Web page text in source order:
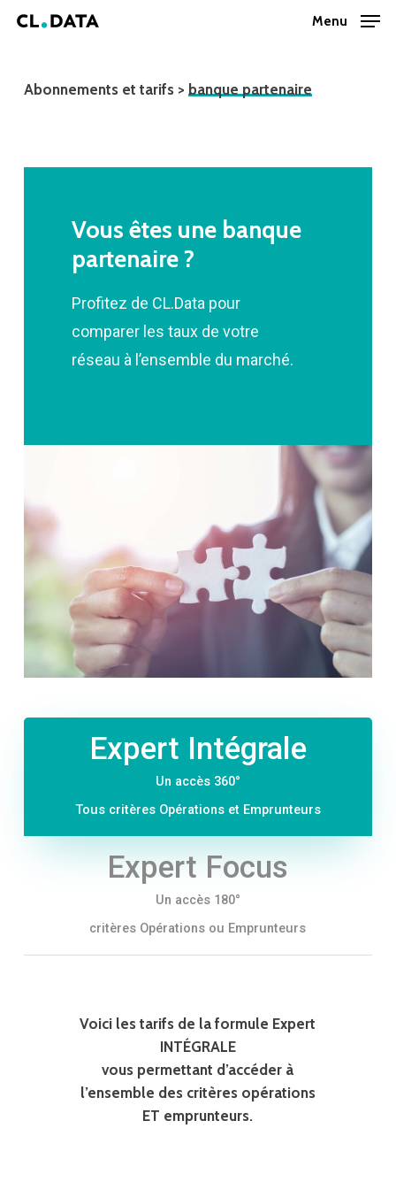
Skip
content
Menu
Abonnements et tarifs > banque partenaire
Vous êtes une banque
partenaire?
Profitez de CL.Data pour
comparer les taux de votre
réseau à l’ensemble du marché.
Expert Intégrale
Un accès 360°
Tous critères Opérations et Emprunteurs
Expert Focus
Un accès 180°
critères Opérations ou Emprunteurs
Voici les tarifs de la formule Expert
INTÉGRALE
vous permettant d’accéder à
l’ensemble des critères opérations
ET emprunteurs.
Menu